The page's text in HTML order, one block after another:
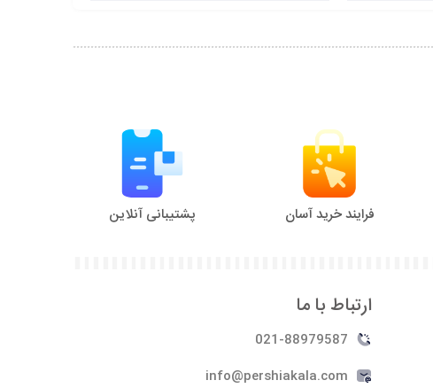
فرایند خرید آسان پشتیبانی آنلاین
ارتباط با ما
021-88979587
info@pershiakala.com